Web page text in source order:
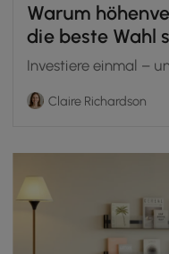
Warum
die beste Wahl
Investiere einmal –
Claire Richardson